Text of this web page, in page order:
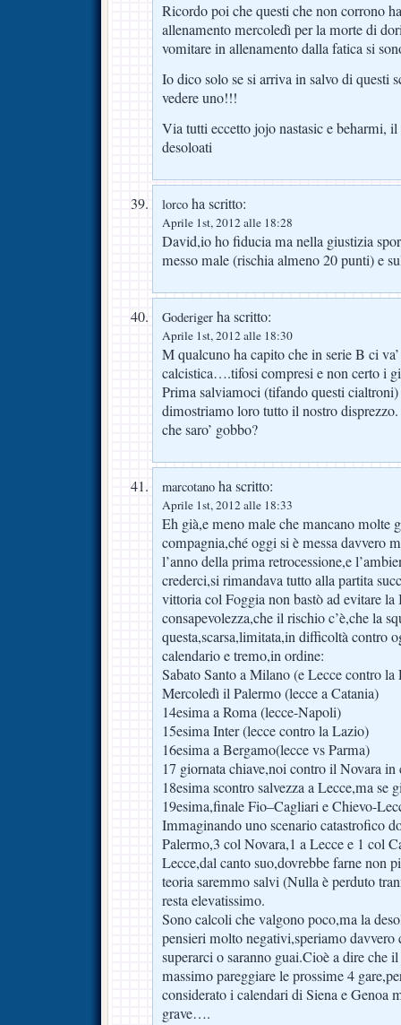
Ricordo poi che questi che non corrono
allenamento mercoledì per la morte di
vomitare in allenamento dalla fatica si
Io dico solo se si arriva in salvo di questi
vedere uno!!!
Via tutti eccetto jojo nastasic e beharmi,
desoloati
lorco ha scritto:
Aprile 1st, 2012 alle 18:28
David,io ho fiducia ma nella giustizia
messo male (rischia almeno 20 punti) e
Goderiger ha scritto:
Aprile 1st, 2012 alle 18:30
M qualcuno ha capito che in serie B ci
calcistica….tifosi compresi e non certo i
Prima salviamoci (tifando questi
dimostriamo loro tutto il nostro
che saro’ gobbo?
marcotano ha scritto:
Aprile 1st, 2012 alle 18:33
Eh già,e meno male che mancano molte
compagnia,ché oggi si è messa davvero
l’anno della prima retrocessione,e
crederci,si rimandava tutto alla partita
vittoria col Foggia non bastò ad evitare la
consapevolezza,che il rischio c’è,che la
questa,scarsa,limitata,in difficoltà contro
calendario e tremo,in ordine:
Sabato Santo a Milano (e Lecce contro
Mercoledì il Palermo (lecce a Catania)
14esima a Roma (lecce-Napoli)
15esima Inter (lecce contro la Lazio)
16esima a Bergamo(lecce vs Parma)
17 giornata chiave,noi contro il Novara in
18esima scontro salvezza a Lecce,ma se
19esima,finale Fio–Cagliari e Chievo-
Immaginando uno scenario catastrofico
Palermo,3 col Novara,1 a Lecce e 1 col
Lecce,dal canto suo,dovrebbe farne non
teoria saremmo salvi (Nulla è perduto
resta elevatissimo.
Sono calcoli che valgono poco,ma la
pensieri molto negativi,speriamo
superarci o saranno guai.Cioè a dire che
massimo pareggiare le prossime 4
considerato i calendari di Siena e Genoa
grave….